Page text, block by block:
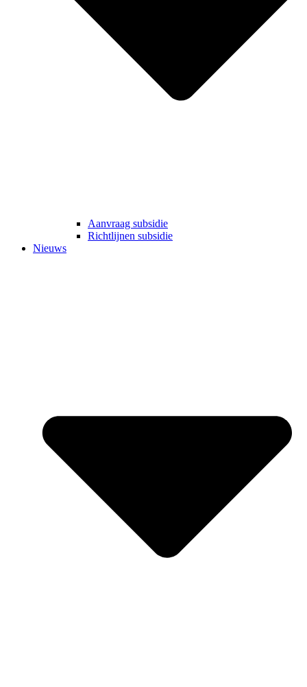
Aanvraag subsidie
Richtlijnen subsidie
Nieuws